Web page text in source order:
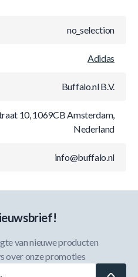
no_selection
Adidas
Buffalo.nl B.V.
10, 1069CB Amsterdam,
Nederland
info@buffalo.nl
van nieuwe producten
over onze promoties